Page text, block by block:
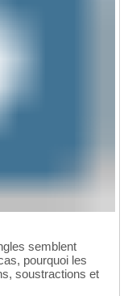
semblent
pourquoi les
soustractions et